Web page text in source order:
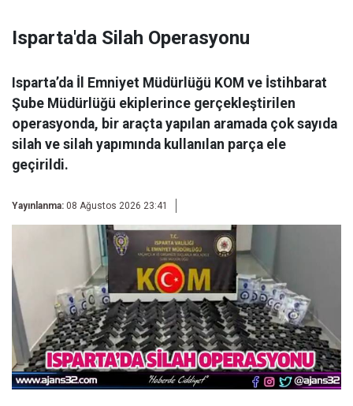
Isparta'da Silah Operasyonu
Isparta’da İl Emniyet Müdürlüğü KOM ve İstihbarat
Şube Müdürlüğü ekiplerince gerçekleştirilen
operasyonda, bir araçta yapılan aramada çok sayıda
silah ve silah yapımında kullanılan parça ele
geçirildi.
Yayınlanma: 08 Ağustos 2026 23:41